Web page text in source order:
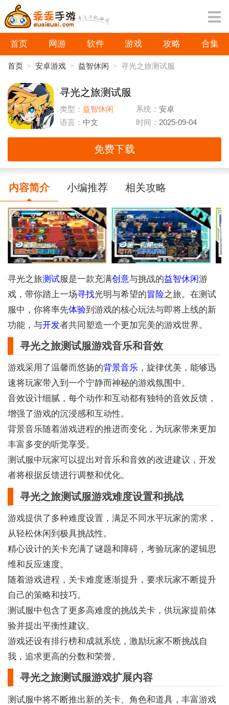
首页 网游 软件 游戏 攻略 合集
首页 > 安卓游戏 > 益智休闲 > 寻光之旅测试服
寻光之旅测试服
类型： 益智休闲 系统：安卓
语言： 中文 时间： 2025-09-04
免费下载
内容简介 小编推荐 相关攻略
寻光之旅测试服是一款充满创意与挑战的益智休闲游
戏，带你踏上一场寻找光明与希望的冒险之旅。在测试
服中，你将率先体验到游戏的核心玩法与即将上线的新
功能，与开发者共同塑造一个更加完美的游戏世界。
寻光之旅测试服游戏音乐和音效
游戏采用了温馨而悠扬的背景音乐，旋律优美，能够迅
速将玩家带入到一个宁静而神秘的游戏氛围中。
音效设计细腻，每个动作和互动都有独特的音效反馈，
增强了游戏的沉浸感和互动性。
背景音乐随着游戏进程的推进而变化，为玩家带来更加
丰富多变的听觉享受。
测试服中玩家可以提出对音乐和音效的改进建议，开发
者将根据反馈进行调整和优化。
寻光之旅测试服游戏难度设置和挑战
游戏提供了多种难度设置，满足不同水平玩家的需求，
从轻松休闲到极具挑战性。
精心设计的关卡充满了谜题和障碍，考验玩家的逻辑思
维和反应速度。
随着游戏进程，关卡难度逐渐提升，要求玩家不断提升
自己的策略和技巧。
测试服中包含了更多高难度的挑战关卡，供玩家提前体
验并提出平衡性建议。
游戏还设有排行榜和成就系统，激励玩家不断挑战自
我，追求更高的分数和荣誉。
寻光之旅测试服游戏扩展内容
测试服中将不断推出新的关卡、角色和道具，丰富游戏